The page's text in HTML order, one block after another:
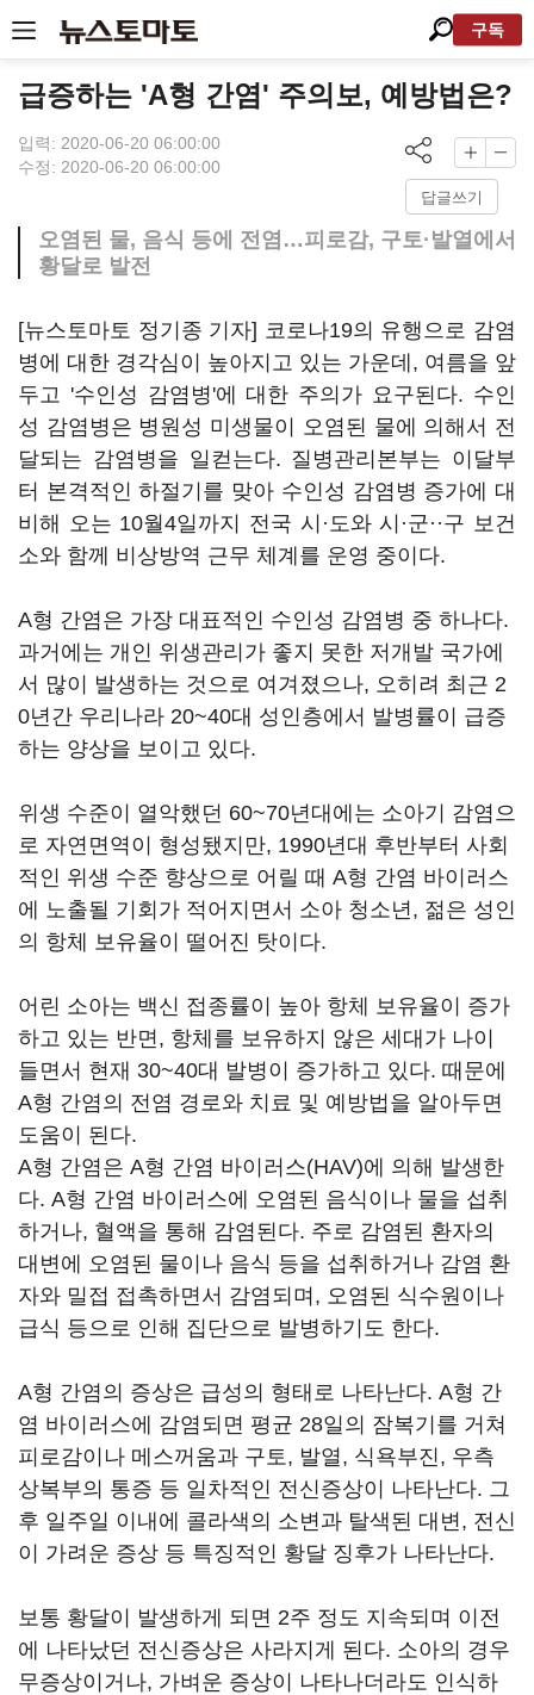
구독
급증하는 'A형 간염' 주의보, 예방법은?
입력: 2020-06-20 06:00:00
수정: 2020-06-20 06:00:00
답글쓰기
오염된 물, 음식 등에 전염…피로감, 구토·발열에서
황달로 발전
[뉴스토마토 정기종 기자] 코로나19의 유행으로 감염
병에 대한 경각심이 높아지고 있는 가운데, 여름을 앞
두고 '수인성 감염병'에 대한 주의가 요구된다. 수인
성 감염병은 병원성 미생물이 오염된 물에 의해서 전
달되는 감염병을 일컫는다. 질병관리본부는 이달부
터 본격적인 하절기를 맞아 수인성 감염병 증가에 대
비해 오는 10월4일까지 전국 시·도와 시·군··구 보건
소와 함께 비상방역 근무 체계를 운영 중이다.
A형 간염은 가장 대표적인 수인성 감염병 중 하나다.
과거에는 개인 위생관리가 좋지 못한 저개발 국가에
서 많이 발생하는 것으로 여겨졌으나, 오히려 최근 2
0년간 우리나라 20~40대 성인층에서 발병률이 급증
하는 양상을 보이고 있다.
위생 수준이 열악했던 60~70년대에는 소아기 감염으
로 자연면역이 형성됐지만, 1990년대 후반부터 사회
적인 위생 수준 향상으로 어릴 때 A형 간염 바이러스
에 노출될 기회가 적어지면서 소아 청소년, 젊은 성인
의 항체 보유율이 떨어진 탓이다.
어린 소아는 백신 접종률이 높아 항체 보유율이 증가
하고 있는 반면, 항체를 보유하지 않은 세대가 나이
들면서 현재 30~40대 발병이 증가하고 있다. 때문에
A형 간염의 전염 경로와 치료 및 예방법을 알아두면
도움이 된다.
A형 간염은 A형 간염 바이러스(HAV)에 의해 발생한
다. A형 간염 바이러스에 오염된 음식이나 물을 섭취
하거나, 혈액을 통해 감염된다. 주로 감염된 환자의
대변에 오염된 물이나 음식 등을 섭취하거나 감염 환
자와 밀접 접촉하면서 감염되며, 오염된 식수원이나
급식 등으로 인해 집단으로 발병하기도 한다.
A형 간염의 증상은 급성의 형태로 나타난다. A형 간
염 바이러스에 감염되면 평균 28일의 잠복기를 거쳐
피로감이나 메스꺼움과 구토, 발열, 식욕부진, 우측
상복부의 통증 등 일차적인 전신증상이 나타난다. 그
후 일주일 이내에 콜라색의 소변과 탈색된 대변, 전신
이 가려운 증상 등 특징적인 황달 징후가 나타난다.
보통 황달이 발생하게 되면 2주 정도 지속되며 이전
에 나타났던 전신증상은 사라지게 된다. 소아의 경우
무증상이거나, 가벼운 증상이 나타나더라도 인식하